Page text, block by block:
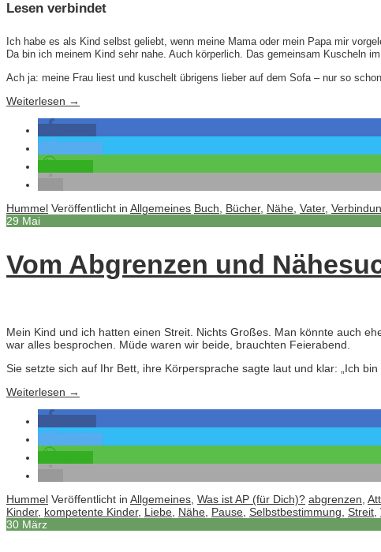
Lesen verbindet
Ich habe es als Kind selbst geliebt, wenn meine Mama oder mein Papa mir
Da bin ich meinem Kind sehr nahe. Auch körperlich. Das gemeinsam Kuscheln im
Ach ja: meine Frau liest und kuschelt übrigens lieber auf dem Sofa – nur so
Weiterlesen →
Hummel Veröffentlicht in Allgemeines Buch Bücher, Nähe Vater,
29 Mai
Vom Abgrenzen und
Mein Kind und ich hatten einen Streit. Nichts Großes. Man könnte auch
war alles besprochen. Müde waren wir beide, brauchten Feierabend.
Sie setzte sich auf Ihr Bett, ihre Körpersprache sagte laut und klar: „Ich
Weiterlesen →
Hummel Veröffentlicht in Allgemeines, Was ist AP (für Dich)? abgrenzen,
Kinder, kompetente Kinder, Liebe, Nähe, Pause, Selbstbestimmung, Streit,
30 März